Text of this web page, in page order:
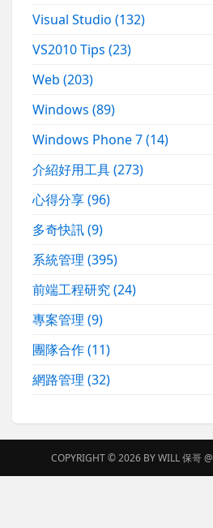
Visual Studio(132)
VS2010 Tips(23)
Web(203)
Windows(89)
Windows Phone 7(14)
介紹好用工具(273)
心得分享(96)
多奇快訊(9)
系統管理(395)
前端工程研究(24)
專案管理(9)
團隊合作(11)
網路管理(32)
COPYRIGHT © 2026 BYWILL 保哥@